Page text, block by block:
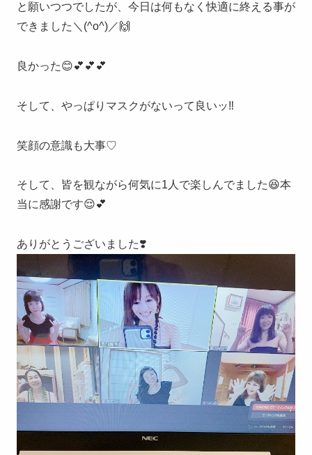
と願いつつでしたが、今日は何もなく快適に終える事が
できました＼(^o^)／🙌
良かった😊💕💕💕
そして、やっぱりマスクがないって良いッ‼️
笑顔の意識も大事♡
そして、皆を観ながら何気に1人で楽しんでました😆本
当に感謝です😌💕
ありがとうございました❣️